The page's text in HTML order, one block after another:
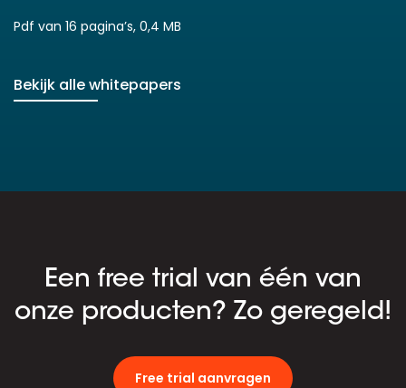
Pdf van 16 pagina’s, 0,4 MB
Bekijk alle whitepapers
Een free trial van één van
onze producten? Zo geregeld!
Free trial aanvragen